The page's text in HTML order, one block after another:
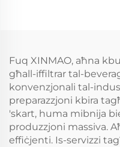
Fuq XINMAO, aħna
għall-iffiltrar tal-
konvenzjonali tal-
preparazzjoni kbira
'skart, huma mibnija
produzzjoni massiva.
effiċjenti. Is-servizzi